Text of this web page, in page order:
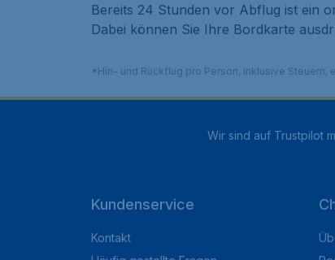
Bereits 24 Stunden vor Abflug ist ein
Dabei können Sie Ihre Bordkarte
*Hin- und Rückflug pro Person, inklusive Steuern,
Wir sind auf Trustpilot
Kundenservice
Kontakt